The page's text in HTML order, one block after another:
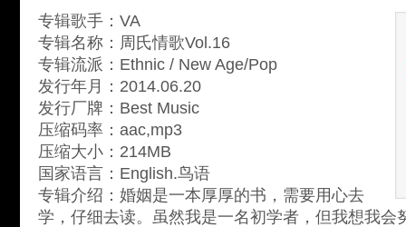
专辑歌手：VA
专辑名称：周氏情歌Vol.16
专辑流派：Ethnic / New Age/Pop
发行年月：2014.06.20
发行厂牌：Best Music
压缩码率：aac,mp3
压缩大小：214MB
国家语言：English.鸟语
专辑介绍：婚姻是一本厚厚的书，需要用心去
学，仔细去读。虽然我是一名初学者，但我想我会